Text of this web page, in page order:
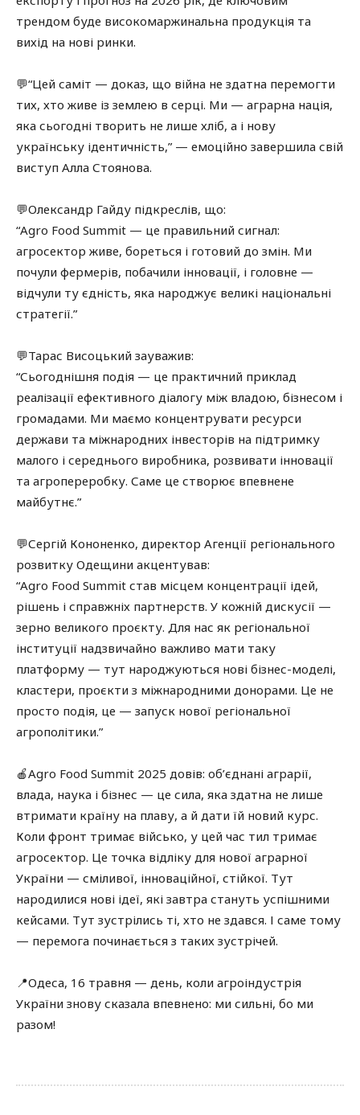
трендом буде високомаржинальна продукція та
вихід на нові ринки.
💬“Цей саміт — доказ, що війна не здатна перемогти
тих, хто живе із землею в серці. Ми — аграрна нація,
яка сьогодні творить не лише хліб, а і нову
українську ідентичність,” — емоційно завершила свій
виступ Алла Стоянова.
💬Олександр Гайду підкреслів, що:
“Agro Food Summit — це правильний сигнал:
агросектор живе, бореться і готовий до змін. Ми
почули фермерів, побачили інновації, і головне —
відчули ту єдність, яка народжує великі національні
стратегії.”
💬Тарас Висоцький зауважив:
“Сьогоднішня подія — це практичний приклад
реалізації ефективного діалогу між владою, бізнесом і
громадами. Ми маємо концентрувати ресурси
держави та міжнародних інвесторів на підтримку
малого і середнього виробника, розвивати інновації
та агропереробку. Саме це створює впевнене
майбутнє.”
💬Сергій Кононенко, директор Агенції регіонального
розвитку Одещини акцентував:
“Agro Food Summit став місцем концентрації ідей,
рішень і справжніх партнерств. У кожній дискусії —
зерно великого проєкту. Для нас як регіональної
інституції надзвичайно важливо мати таку
платформу — тут народжуються нові бізнес-моделі,
кластери, проєкти з міжнародними донорами. Це не
просто подія, це — запуск нової регіональної
агрополітики.”
🍎Agro Food Summit 2025 довів: об’єднані аграрії,
влада, наука і бізнес — це сила, яка здатна не лише
втримати країну на плаву, а й дати їй новий курс.
Коли фронт тримає військо, у цей час тил тримає
агросектор. Це точка відліку для нової аграрної
України — сміливої, інноваційної, стійкої. Тут
народилися нові ідеї, які завтра стануть успішними
кейсами. Тут зустрілись ті, хто не здався. І саме тому
— перемога починається з таких зустрічей.
📍Одеса, 16 травня — день, коли агроіндустрія
України знову сказала впевнено: ми сильні, бо ми
разом!